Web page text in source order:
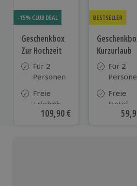
-15% CLUB DEAL
Geschenkbox
Zur Hochzeit
Für 2
Personen
Freie
Erlebnis-
Auswahl
Aktueller Preis
109,90 €
BESTSELLER
Kurzurlaub
Für 2
Freie
Hotel-
Auswahl